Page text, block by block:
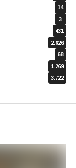
14
3
431
2.626
68
1.269
3.722